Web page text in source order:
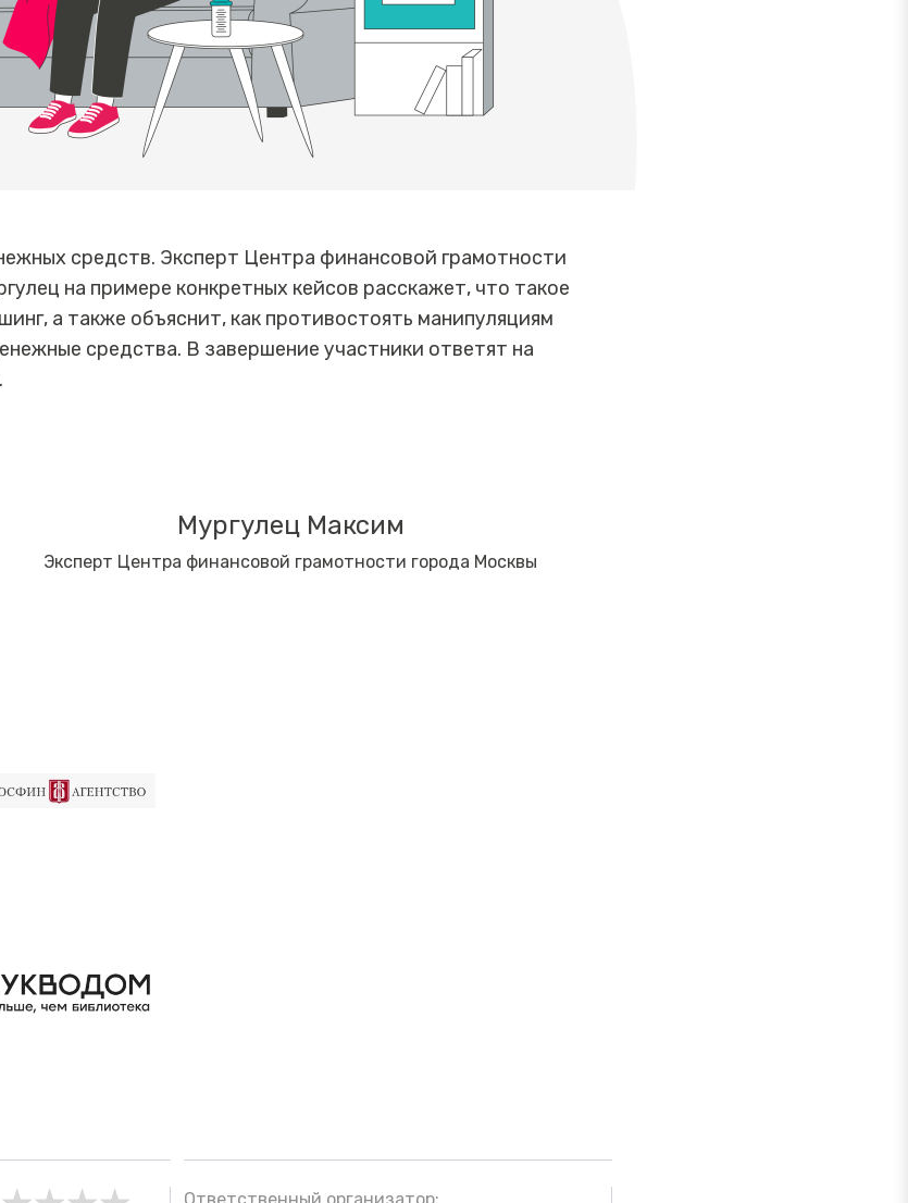
средств. Эксперт Центра финансовой грамотности
на примере конкретных кейсов расскажет, что такое
а также объяснит, как противостоять манипуляциям
средства. В завершение участники ответят на
Мургулец Максим
Эксперт Центра финансовой грамотности города Москвы